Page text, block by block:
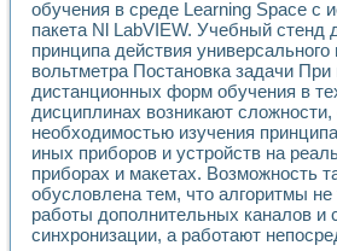
Автоматизация
Применение измерителя
Исследование
Стенд для исследования
Автоматизация контроля
Измерительный контроль с
Моделирование надежности
Лабораторные практикумы и
Автоматизация
Автоматизированные
Виртуальный прибор для
обучения в среде Learning Space с
пакета Nl LabVIEW. Учебный стенд
принципа действия
вольтметра Постановка задачи При
дистанционных форм обучения в
дисциплинах возникают
необходимостью изучения
иных приборов и устройств на
приборах и макетах. Возможность
обусловлена тем, что алгоритмы
работы дополнительных каналов и
синхронизации, а работают